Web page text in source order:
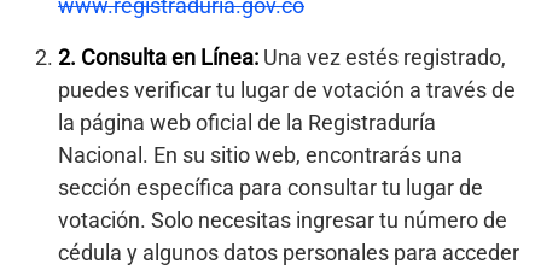
2. Consulta en Línea: Una vez estés registrado,
puedes verificar tu lugar de votación a través de
la página web oficial de la Registraduría
Nacional. En su sitio web, encontrarás una
sección específica para consultar tu lugar de
votación. Solo necesitas ingresar tu número de
cédula y algunos datos personales para acceder